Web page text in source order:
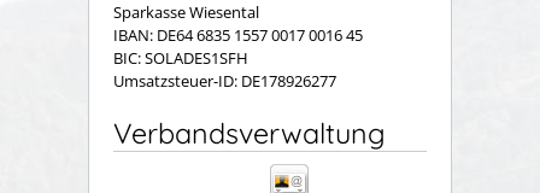
Sparkasse Wiesental
IBAN: DE64 6835 1557 0017 0016 45
BIC: SOLADES1SFH
Umsatzsteuer-ID: DE178926277
Verbandsverwaltung